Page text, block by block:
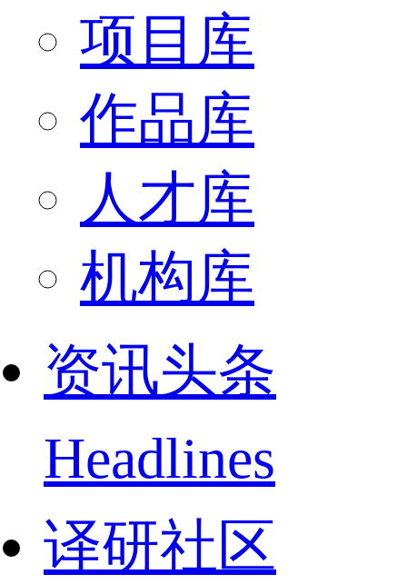
项目库
作品库
人才库
机构库
资讯头条
Headlines
译研社区